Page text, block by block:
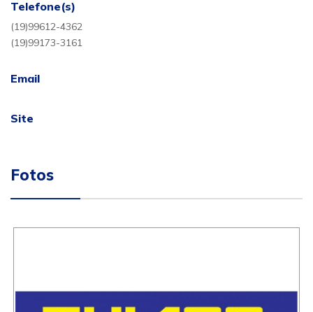
Telefone(s)
(19)99612-4362
(19)99173-3161
Email
Site
Fotos